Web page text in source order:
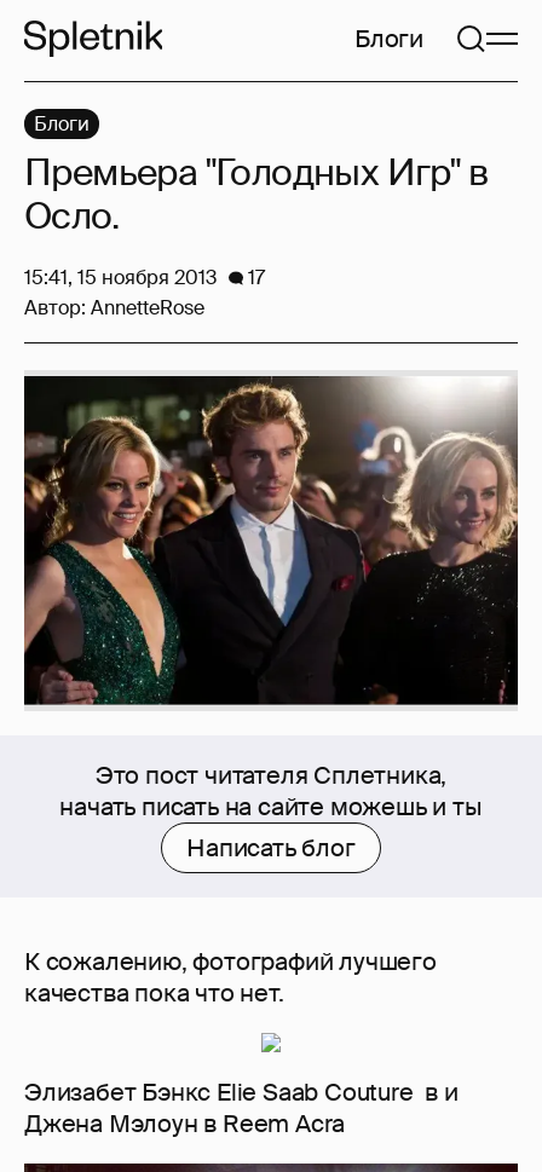
Блоги
Это пост читателя Сплетника,
начать писать на сайте можешь и ты
Написать блог
К сожалению, фотографий лучшего
качества пока что нет.
Элизабет Бэнкс Elie Saab Сouture в и
Джена Мэлоун в Reem Acra
Блоги
Премьера "Голодных Игр" в
Осло.
15:41, 15 ноября 2013
17
Автор: AnnetteRose